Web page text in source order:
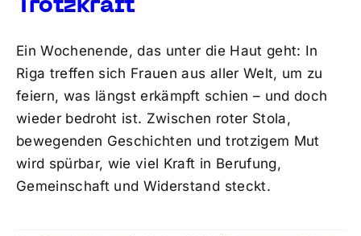
Trotzkraft
Ein Wochenende, das unter die Haut geht: In
Riga treffen sich Frauen aus aller Welt, um zu
feiern, was längst erkämpft schien – und doch
wieder bedroht ist. Zwischen roter Stola,
bewegenden Geschichten und trotzigem Mut
wird spürbar, wie viel Kraft in Berufung,
Gemeinschaft und Widerstand steckt.